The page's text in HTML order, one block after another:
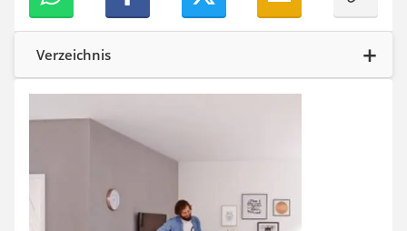
Digitale Zeitschaltuhr
Paketbriefkasten
Fensterkontaktschalter
Hygrometer
LED-Baustrahler
Aluleiter
Video-Türsprechanlage
Verzeichnis